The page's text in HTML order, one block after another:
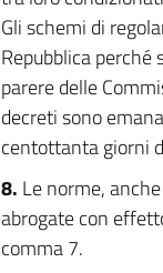
Gli schemi di
Repubblica
parere delle
decreti sono
centottanta giorni
8. Le norme,
abrogate con
comma 7.